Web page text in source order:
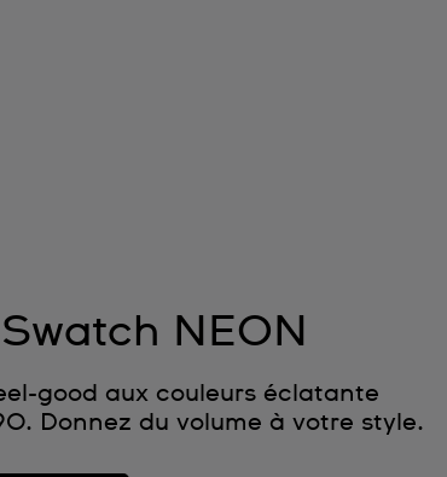
NEON
good aux couleurs éclatante
Donnez du volume à votre style.